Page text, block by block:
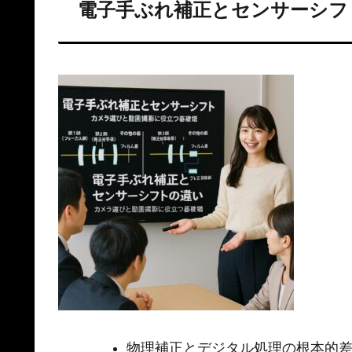
電子手ぶれ補正とセンサーシ
物理補正とデジタル処理の根本的